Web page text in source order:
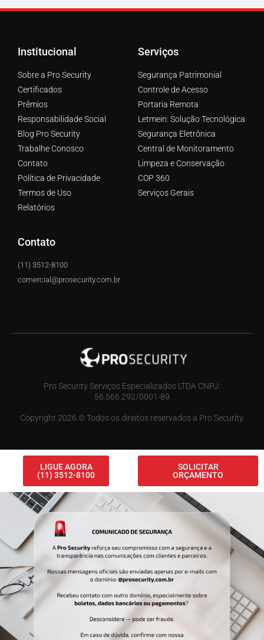
Institucional
Sobre a Pro Security
Certificados
Prêmios
Responsabilidade Social
Blog Pro Security
Trabalhe Conosco
Contato
Política de Privacidade
Termos de Uso
Relatórios
Serviços
Segurança Patrimonial
Controle de Acesso
Portaria Remota
Letmein: Solução Tecnológica
Segurança Eletrônica
Central de Monitoramento
Limpeza e Conservação
COP 360
Serviços Gerais
Contato
(11) 3512-8100
comercial@prosecurity.com.br
Pro Security Serviços Especializados LTDA CNPJ:
56.566.292/0001-89
Copyright 2026 © Todos os direitos reservados a Pro Security.
LIGUE AGORA
(11) 3512-8100
SOLICITAR
ORÇAMENTO